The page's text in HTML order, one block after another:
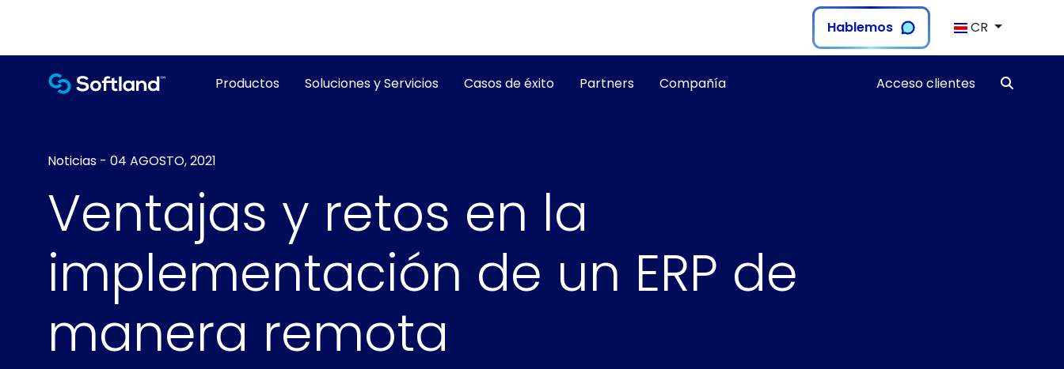
Hablemos CR
Productos Soluciones y Servicios Casos de éxito Partners Compañía Acceso clientes
Noticias - 04 AGOSTO, 2021
Ventajas y retos en la
implementación de un ERP de
manera remota